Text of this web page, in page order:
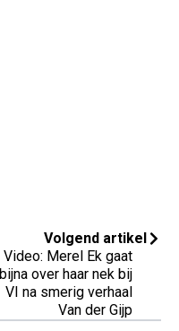
Volgend artikel
Video: Merel Ek gaat
bijna over haar nek bij
VI na smerig verhaal
Van der Gijp